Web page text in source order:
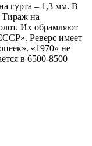
гурта – 1,3 мм. В
Тираж на
Их обрамляют
Реверс имеет
«1970» не
в 6500-8500